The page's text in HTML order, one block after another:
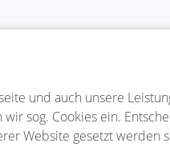
und auch unsere
sog. Cookies ein.
Website gesetzt werden